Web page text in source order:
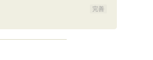
完善